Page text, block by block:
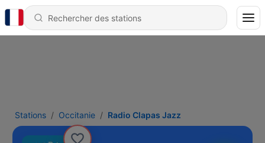
Stations Occitanie Radio Clapas Jazz